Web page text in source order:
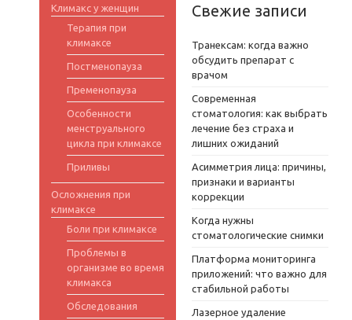
Климакс у женщин
Терапия при
климаксе
Постменопауза
Пременопауза
Особенности
менструального
цикла при климаксе
Приливы
Осложнения при
климаксе
Боли при климаксе
Проблемы в
организме во время
климакса
Обследования
Свежие записи
Транексам: когда важно
обсудить препарат с
врачом
Современная
стоматология: как выбрать
лечение без страха и
лишних ожиданий
Асимметрия лица: причины,
признаки и варианты
коррекции
Когда нужны
стоматологические снимки
Платформа мониторинга
приложений: что важно для
стабильной работы
Лазерное удаление